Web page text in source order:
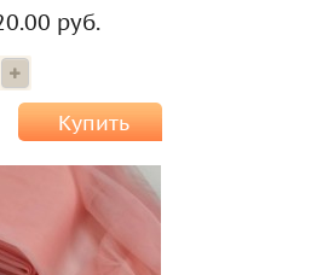
руб.
Купить